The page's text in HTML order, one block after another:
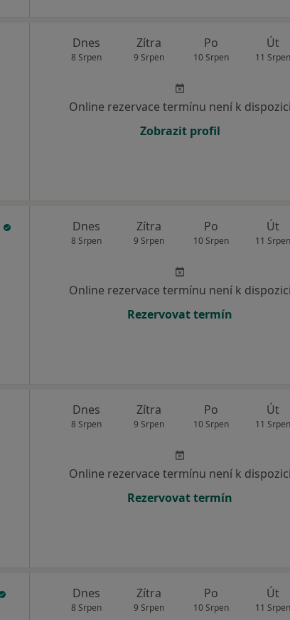
Dnes
8 Srpen
Zítra
9 Srpen
Po
10 Srpen
Út
11 Srpen
Online rezervace termínu není k dispozici
Zobrazit profil
Dnes
8 Srpen
Zítra
9 Srpen
Po
10 Srpen
Út
11 Srpen
Online rezervace termínu není k dispozici
Rezervovat termín
Dnes
8 Srpen
Zítra
9 Srpen
Po
10 Srpen
Út
11 Srpen
Online rezervace termínu není k dispozici
Rezervovat termín
Dnes
8 Srpen
Zítra
9 Srpen
Po
10 Srpen
Út
11 Srpen